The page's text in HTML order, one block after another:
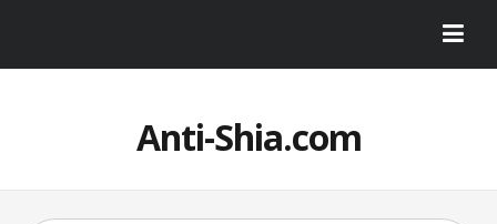
Anti-Shia.com